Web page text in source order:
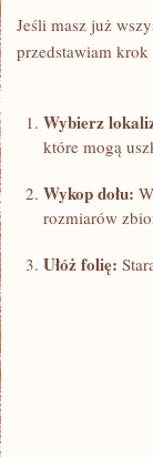
Jeśli masz już
przedstawiam
Wybierz
⁣które mogą
Wykop ​dołu:
rozmiarów
Ułóż folię: